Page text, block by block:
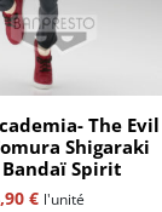
The Evil
Shigaraki
Spirit
€ l'unité